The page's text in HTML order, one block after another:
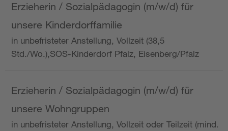
Erzieherin / Sozialpädagogin (m/w/d) für
unsere Kinderdorffamilie
in unbefristeter Anstellung, Vollzeit (38,5
Std./Wo.),SOS-Kinderdorf Pfalz, Eisenberg/Pfalz
Erzieherin / Sozialpädagogin (m/w/d) für
unsere Wohngruppen
in unbefristeter Anstellung, Vollzeit oder Teilzeit (mind.